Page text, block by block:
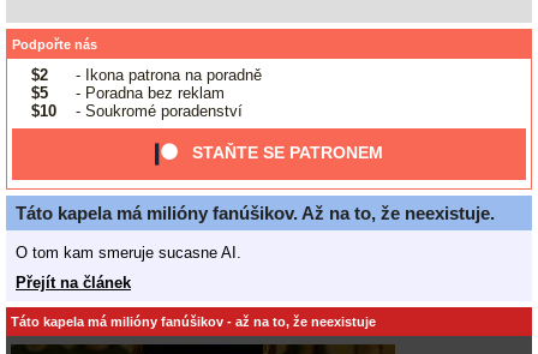
Podpořte nás
$2
- Ikona patrona na poradně
$5
- Poradna bez reklam
$10
- Soukromé poradenství
STAŇTE SE PATRONEM
Táto kapela má milióny fanúšikov. Až na to, že neexistuje.
O tom kam smeruje sucasne AI.
Přejít na článek
Táto kapela má milióny fanúšikov - až na to, že neexistuje